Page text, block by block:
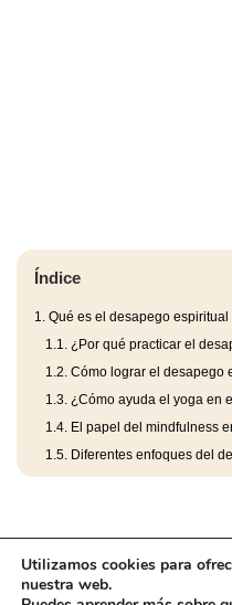
Índice
1. Qué es el desapego espiritual
1.1. ¿Por qué practicar el
1.2. Cómo lograr el desapego
1.3. ¿Cómo ayuda el yoga en
1.4. El papel del mindfulness
1.5. Diferentes enfoques del
Utilizamos cookies para
nuestra web.